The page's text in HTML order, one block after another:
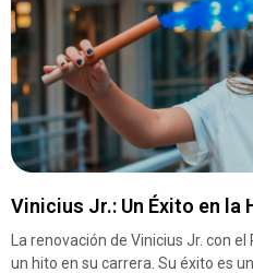
Vinicius Jr.: Un Éxito en la
La renovación de Vinicius Jr. con
un hito en su carrera. Su éxito es